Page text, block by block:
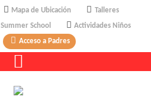
Mapa de Ubicación
Talleres
Summer School
Actividades Niños
Acceso a Padres